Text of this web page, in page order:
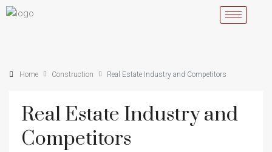
Home Construction Real Estate Industry and Competitors
Real Estate Industry and
Competitors